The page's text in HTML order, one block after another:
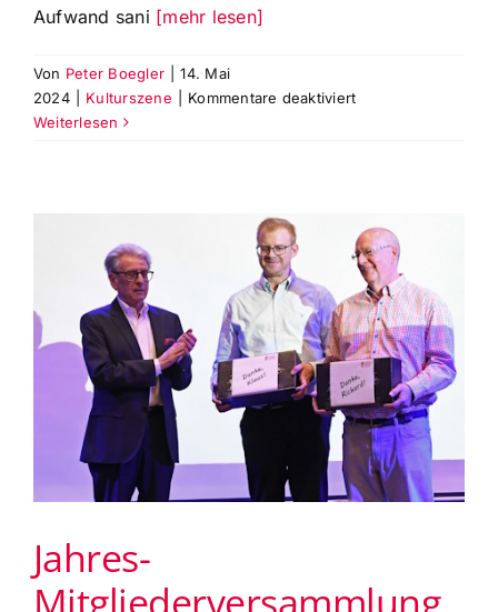
Aufwand sani [mehr lesen]
Von Peter Boegler
14. Mai
2024
Kulturszene Kommentare deaktiviertfür
Weiterlesen
Jahres-
Mitgliederversammlung